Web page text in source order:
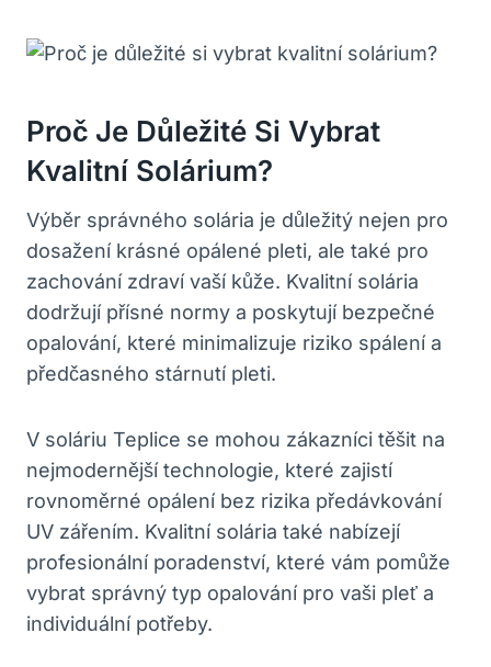
Proč Je Důležité Si Vybrat
Kvalitní Solárium?
Výběr správného solária je důležitý nejen pro
dosažení krásné opálené pleti, ale také pro
zachování zdraví vaší kůže. Kvalitní solária
dodržují přísné normy a poskytují bezpečné
opalování, které minimalizuje riziko spálení a
předčasného stárnutí pleti.
V soláriu Teplice se mohou zákazníci těšit na
nejmodernější technologie, které zajistí
rovnoměrné opálení bez rizika předávkování
UV zářením. Kvalitní solária také nabízejí
profesionální poradenství, které vám pomůže
vybrat správný typ opalování pro vaši pleť a
individuální potřeby.